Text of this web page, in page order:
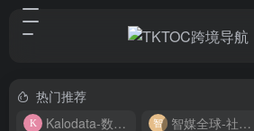
热门推荐
Kalodata-数据分析平台
智媒全球-社媒管理平台